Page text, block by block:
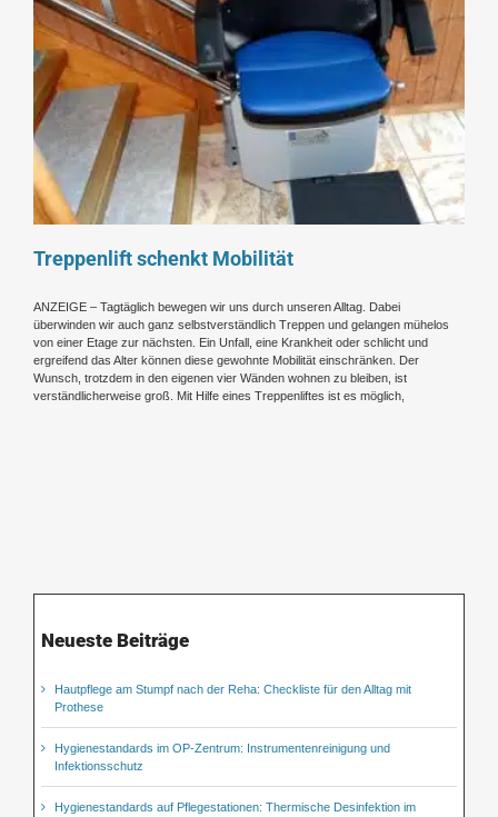
Treppenlift schenkt Mobilität
ANZEIGE – Tagtäglich bewegen wir uns durch unseren Alltag. Dabei
überwinden wir auch ganz selbstverständlich Treppen und gelangen mühelos
von einer Etage zur nächsten. Ein Unfall, eine Krankheit oder schlicht und
ergreifend das Alter können diese gewohnte Mobilität einschränken. Der
Wunsch, trotzdem in den eigenen vier Wänden wohnen zu bleiben, ist
verständlicherweise groß. Mit Hilfe eines Treppenliftes ist es möglich,
Neueste Beiträge
Hautpflege am Stumpf nach der Reha: Checkliste für den Alltag mit
Prothese
Hygienestandards im OP-Zentrum: Instrumentenreinigung und
Infektionsschutz
Hygienestandards auf Pflegestationen: Thermische Desinfektion im